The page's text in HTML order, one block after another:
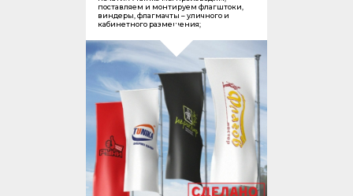
поставляем и монтируем флагштоки,
виндеры, флагмачты – уличного и
кабинетного размещения;